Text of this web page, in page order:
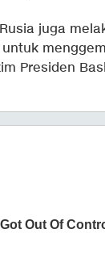
juga
Presiden